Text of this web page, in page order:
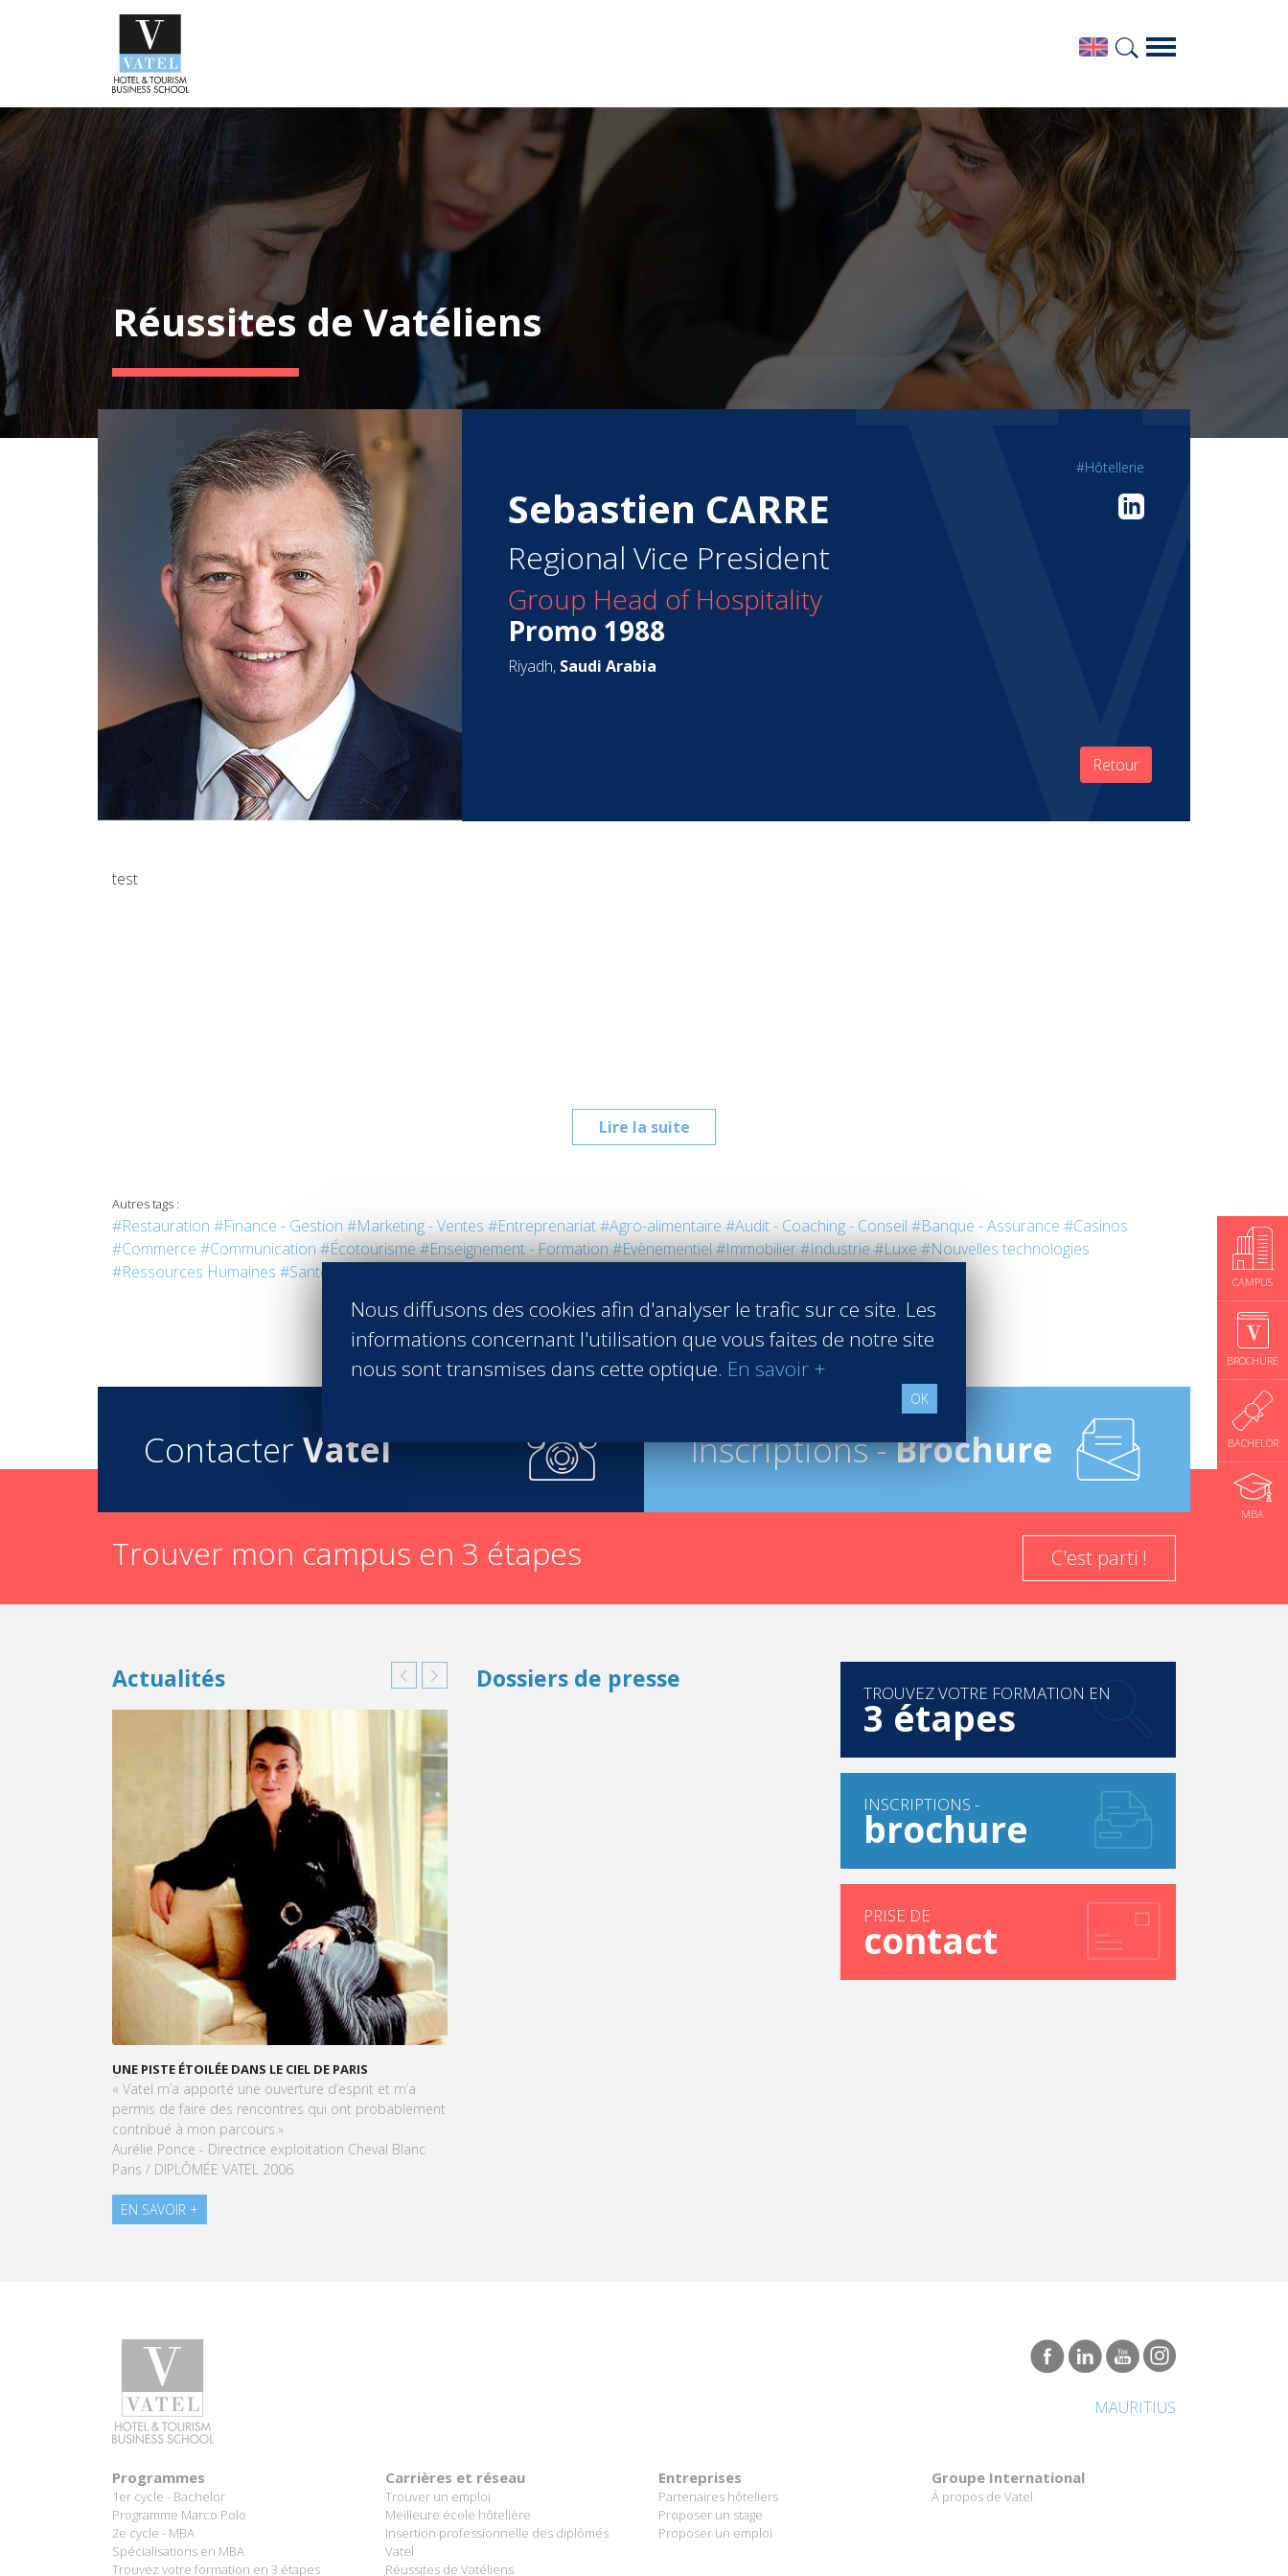
CAMPUS
BROCHURE
BACHELOR
MBA
Réussites de Vatéliens
#Hôtellerie
Sebastien CARRE
Regional Vice President
Group Head of Hospitality
Promo 1988
Riyadh, Saudi Arabia
Retour
Lire la suite
test
Autres tags :
#Restauration #Finance - Gestion #Marketing - Ventes #Entreprenariat#Agro-alimentaire #Audit - Coaching - Conseil #Banque - Assurance #Casinos
#Commerce #Communication #Écotourisme#Enseignement - Formation#Evènementiel#Immobilier#Industrie#Luxe#Nouvelles technologies
#Ressources Humaines #Santé
Contacter Vatel Inscriptions -Brochure
Trouver mon campus en 3 étapes C'est parti !
Actualités
UNE PISTE ÉTOILÉE DANS LE CIEL DE PARIS
« Vatel m’a apporté une ouverture d’esprit et m’a
permis de faire des rencontres qui ont probablement
contribué à mon parcours.»
Aurélie Ponce - Directrice exploitation Cheval Blanc
Paris / DIPLÔMÉE VATEL 2006
VATEL MAURICE: LES ÉTUDIANTS SONT
OPÉRATIONNELS ET PRÊTS À L'EMPLOI DÈS LA FIN DE
LEUR CURSUS
et la préparation exceptionnelle des étudiants de
Dossiers de presse TROUVEZ VOTRE FORMATION EN
3 étapes
INSCRIPTIONS -
brochure
PRISE DE
contact
Nous diffusons des cookies afin d'analyser le trafic sur ce site. Les
informations concernant l'utilisation que vous faites de notre site
nous sont transmises dans cette optique. En savoir +
OK
MAURITIUS
Programmes
1er cycle - Bachelor
Programme Marco Polo
2e cycle - MBA
Spécialisations en MBA
Trouvez votre formation en 3 étapes
Carrières et réseau
Trouver un emploi
Meilleure école hôtelière
Insertion professionnelle des diplômés
Vatel
Réussites de Vatéliens
Entreprises
Partenaires hôteliers
Proposer un stage
Proposer un emploi
Groupe International
À propos de Vatel